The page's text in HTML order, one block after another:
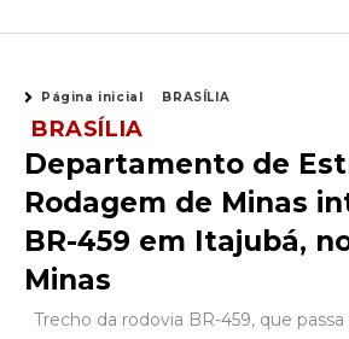
Página inicial BRASÍLIA
BRASÍLIA
Departamento de
Rodagem de Minas
BR-459 em Itajubá,
Minas
Trecho da rodovia BR-459, que